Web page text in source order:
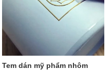
Tem dán mỹ phẩm nhôm